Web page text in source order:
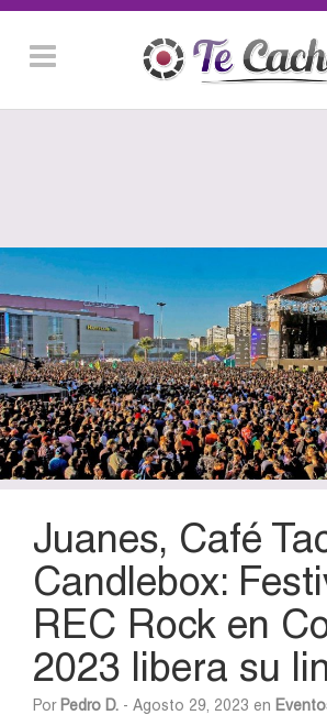
Juanes, Café
Candlebox:
REC Rock en
2023 libera su
Por Pedro D. - Agosto 29, 2023 en